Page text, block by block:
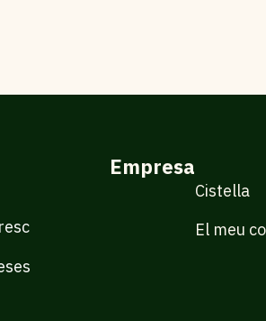
Empresa
Cistella
El meu